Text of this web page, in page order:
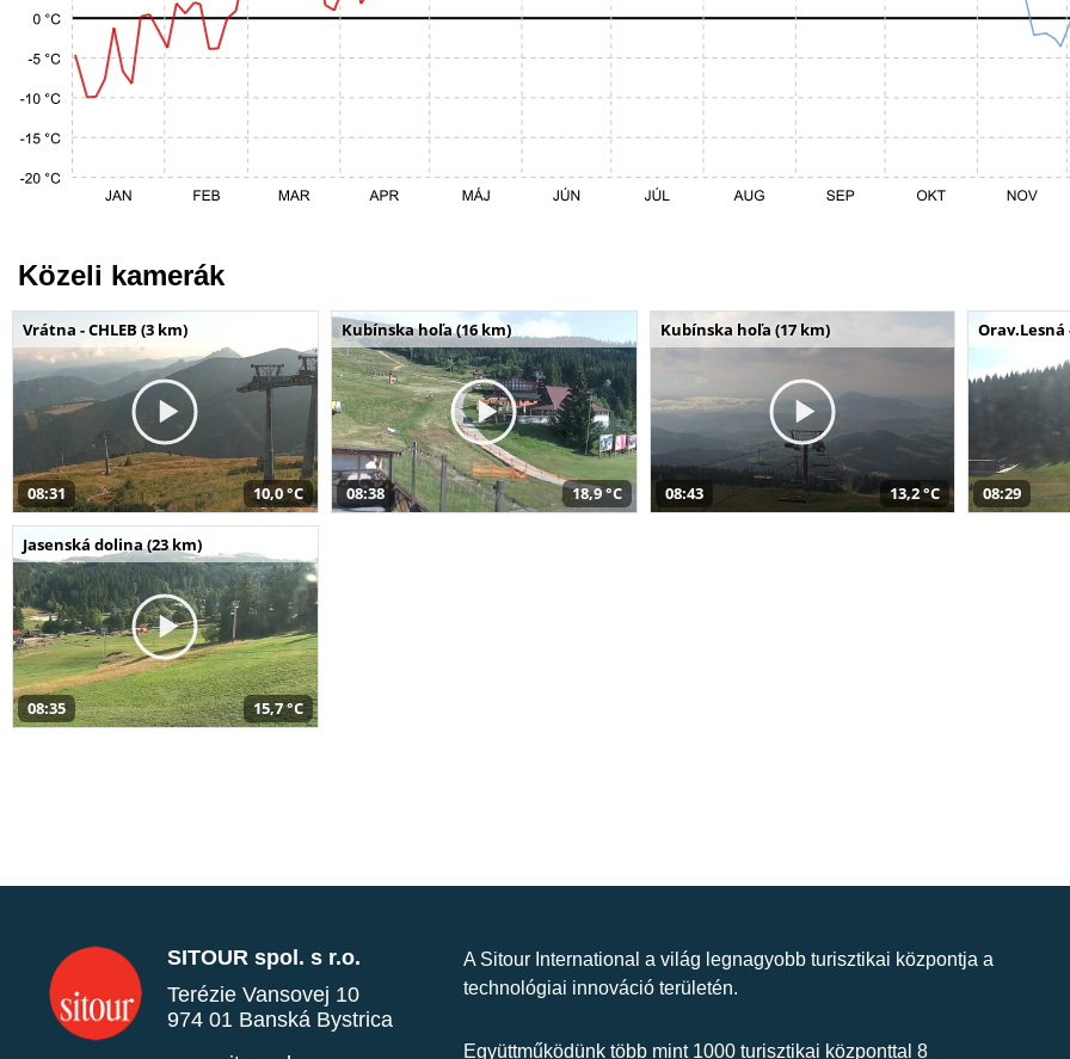
Közeli kamerák
Vrátna - CHLEB (3 km)
08:31 10,0 °C
Kubínska hoľa (16 km)
08:38 18,9 °C
Kubínska hoľa (17 km)
08:43 13,2 °C
Orav.Lesná
08:29
Jasenská dolina (23 km)
08:35 15,7 °C
SITOUR spol. s r.o.
Terézie Vansovej 10
974 01 Banská Bystrica
A Sitour International a világ legnagyobb turisztikai központja a
technológiai innováció területén.
Együttműködünk több mint 1000 turisztikai központtal 8